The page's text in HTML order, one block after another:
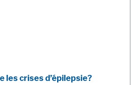
les crises d’épilepsie?